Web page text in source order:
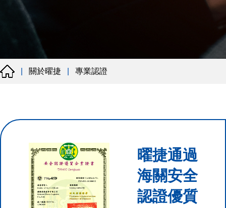
關於曜捷 專業認證
曜捷通過
海關安全
認證優質